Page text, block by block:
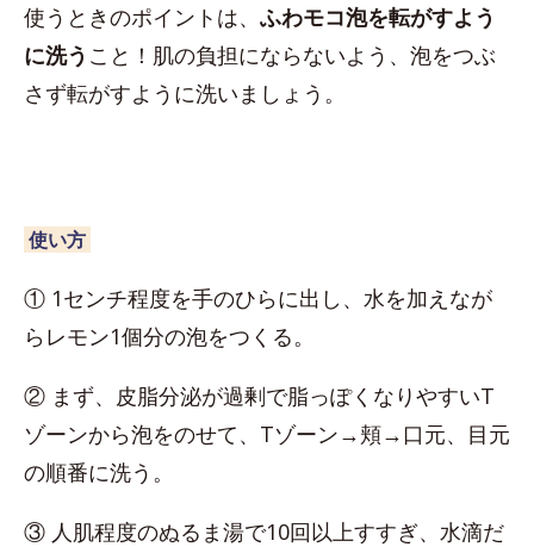
使うときのポイントは、 ふわモコ泡を転がすよう
に洗う こと！肌の負担にならないよう、泡をつぶ
さず転がすように洗いましょう。
使い方
① 1センチ程度を手のひらに出し、水を加えなが
らレモン1個分の泡をつくる。
② まず、皮脂分泌が過剰で脂っぽくなりやすいT
ゾーンから泡をのせて、Tゾーン→頬→口元、目元
の順番に洗う。
③ 人肌程度のぬるま湯で10回以上すすぎ、水滴だ